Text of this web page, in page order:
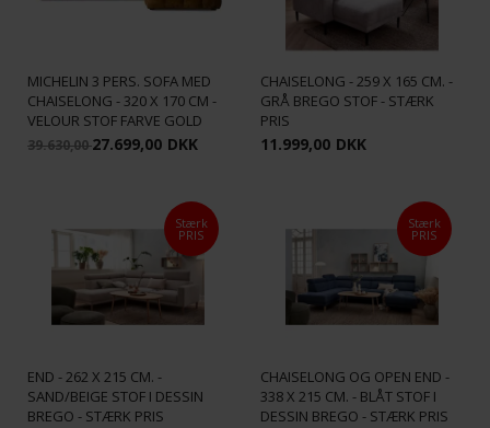
MICHELIN 3 PERS. SOFA MED
CHAISELONG - 320 X 170 CM -
VELOUR STOF FARVE GOLD
39.630,0027.699,00 DKK
CHAISELONG - 259 X 165 CM. -
GRÅ BREGO STOF - STÆRK
PRIS
11.999,00 DKK
Stærk
PRIS
END - 262 X 215 CM. -
SAND/BEIGE STOF I DESSIN
BREGO - STÆRK PRIS
Stærk
PRIS
CHAISELONG OG OPEN END -
338 X 215 CM. - BLÅT STOF I
DESSIN BREGO - STÆRK PRIS